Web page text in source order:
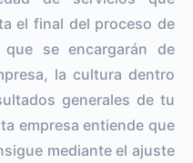
el final del proceso de
se encargarán de
la cultura dentro
generales de tu
empresa entiende que
mediante el ajuste